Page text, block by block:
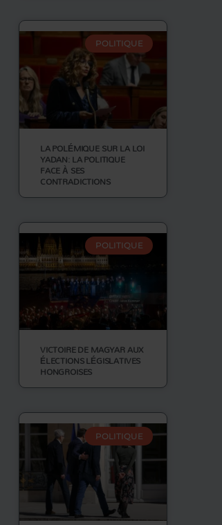
POLITIQUE
LA POLÉMIQUE SUR LA LOI
YADAN: LA POLITIQUE
FACE À SES
CONTRADICTIONS
POLITIQUE
VICTOIRE DE MAGYAR AUX
ÉLECTIONS LÉGISLATIVES
HONGROISES
POLITIQUE